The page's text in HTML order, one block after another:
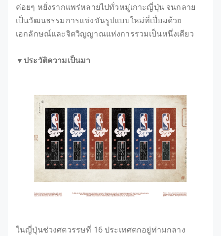
ค่อยๆ หยั่งรากแพร่หลายไปทั่วหมู่เกาะญี่ปุ่น จนกลาย
เป็นวัฒนธรรมการแข่งขันรูปแบบใหม่ที่เปี่ยมด้วย
เอกลักษณ์และจิตวิญญาณแห่งการรวมเป็นหนึ่งเดียว
▼ประวัติความเป็นมา
ในญี่ปุ่นช่วงศตวรรษที่ 16 ประเทศตกอยู่ท่ามกลาง